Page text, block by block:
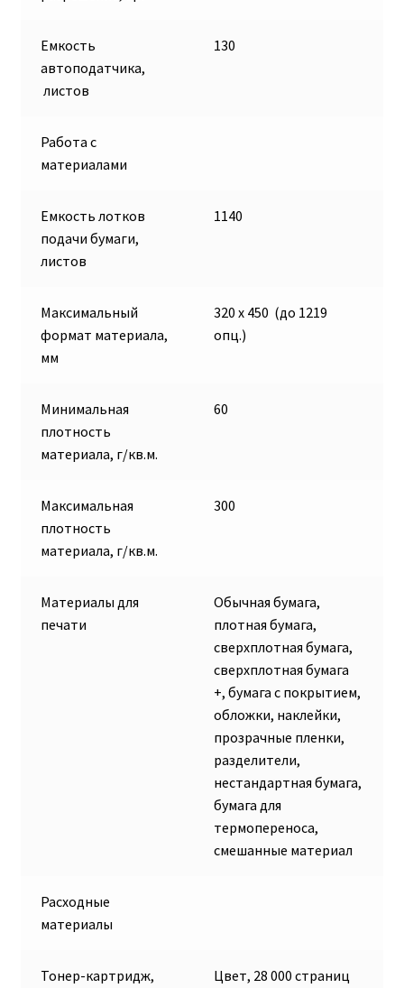
Емкость
автоподатчика,
листов
130
Работа с
материалами
Емкость лотков
подачи бумаги,
листов
1140
Максимальный
формат материала,
мм
320 х 450 (до 1219
опц.)
Минимальная
плотность
материала, г/кв.м.
60
Максимальная
плотность
материала, г/кв.м.
300
Материалы для
печати
Обычная бумага,
плотная бумага,
сверхплотная бумага,
сверхплотная бумага
+, бумага с покрытием,
обложки, наклейки,
прозрачные пленки,
разделители,
нестандартная бумага,
бумага для
термопереноса,
смешанные материал
Расходные
материалы
Тонер-картридж,
Цвет, 28 000 страниц